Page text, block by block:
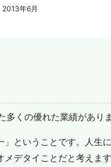
2013年6月
くの優れた業績がありま
ということです。人生
デタイことだと考えま